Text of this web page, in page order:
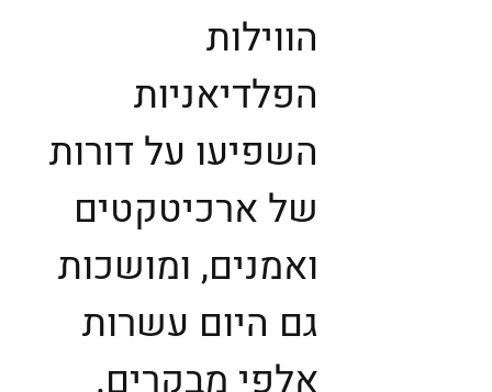
הווילות
הפלדיאניות
השפיעו על דורות
של ארכיטקטים
ואמנים, ומושכות
גם היום עשרות